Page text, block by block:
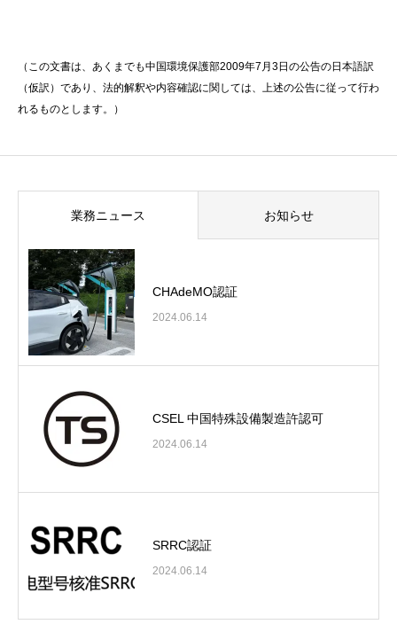
（この文書は、あくまでも中国環境保護部2009年7月3日の公告の日本語訳
（仮訳）であり、法的解釈や内容確認に関しては、上述の公告に従って行わ
れるものとします。）
業務ニュース お知らせ
CHAdeMO認証
2024.06.14
CSEL 中国特殊設備製造許認可
2024.06.14
SRRC認証
2024.06.14